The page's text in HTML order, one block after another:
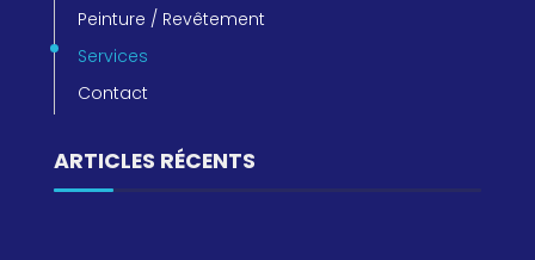
Peinture / Revêtement
Services
Contact
ARTICLES RÉCENTS